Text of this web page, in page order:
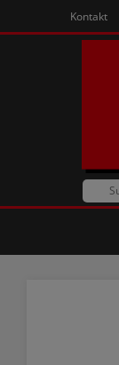
Kontakt